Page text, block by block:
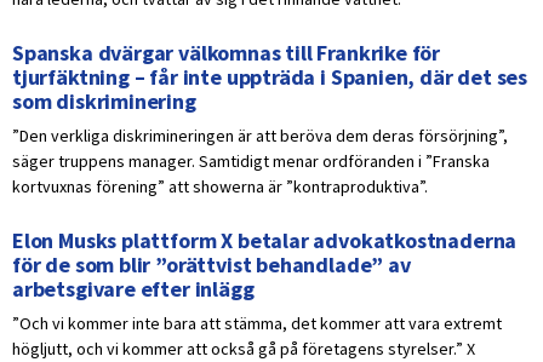
Spanska dvärgar välkomnas till Frankrike för
tjurfäktning – får inte uppträda i Spanien, där det ses
som diskriminering
”Den verkliga diskrimineringen är att beröva dem deras försörjning”,
säger truppens manager. Samtidigt menar ordföranden i ”Franska
kortvuxnas förening” att showerna är ”kontraproduktiva”.
Elon Musks plattform X betalar advokatkostnaderna
för de som blir ”orättvist behandlade” av
arbetsgivare efter inlägg
”Och vi kommer inte bara att stämma, det kommer att vara extremt
högljutt, och vi kommer att också gå på företagens styrelser.” X